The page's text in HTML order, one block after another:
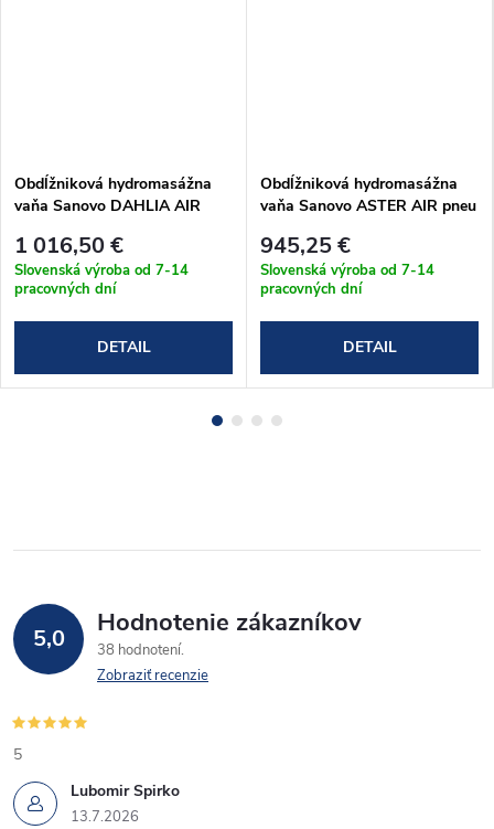
Obdĺžniková hydromasážna
vaňa Sanovo DAHLIA AIR
(DAH_16075A)
1 016,50 €
Slovenská výroba od 7-14
pracovných dní
DETAIL
Obdĺžniková hydromasážna
vaňa Sanovo ASTER AIR pneu
945,25 €
Slovenská výroba od 7-14
pracovných dní
DETAIL
5,0 Hodnotenie zákazníkov
38 hodnotení
Zobraziť recenzie
Lubomir Spirko
13.7.2026
5